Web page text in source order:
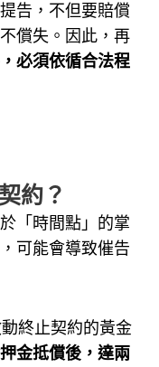
告，不但要賠償
償失。因此，再
必須依循合法程
約？
「時間點」的掌
可能會導致催告
終止契約的黃金
金抵償後，達兩